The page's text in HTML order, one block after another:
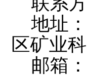
地址
区矿业
邮箱：